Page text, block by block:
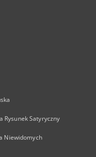
Rysunek Satyryczny
Niewidomych